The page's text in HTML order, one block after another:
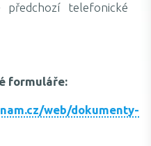
předchozí telefonické
formuláře:
web/dokumenty-